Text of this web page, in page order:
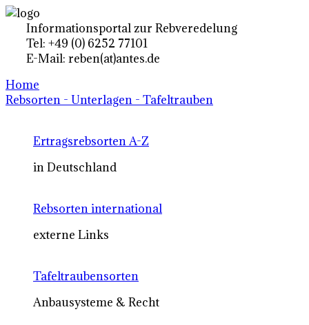
Informationsportal zur Rebveredelung
Tel: +49 (0) 6252 77101
E-Mail: reben(at)antes.de
Home
Rebsorten - Unterlagen - Tafeltrauben
Ertragsrebsorten A-Z
in Deutschland
Rebsorten international
externe Links
Tafeltraubensorten
Anbausysteme & Recht